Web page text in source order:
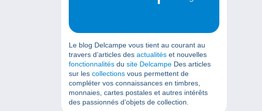
Le blog Delcampe vous tient au courant au
travers d’articles des actualités et nouvelles
fonctionnalités du site Delcampe Des articles
sur les collections vous permettent de
compléter vos connaissances en timbres,
monnaies, cartes postales et autres intérêts
des passionnés d’objets de collection.